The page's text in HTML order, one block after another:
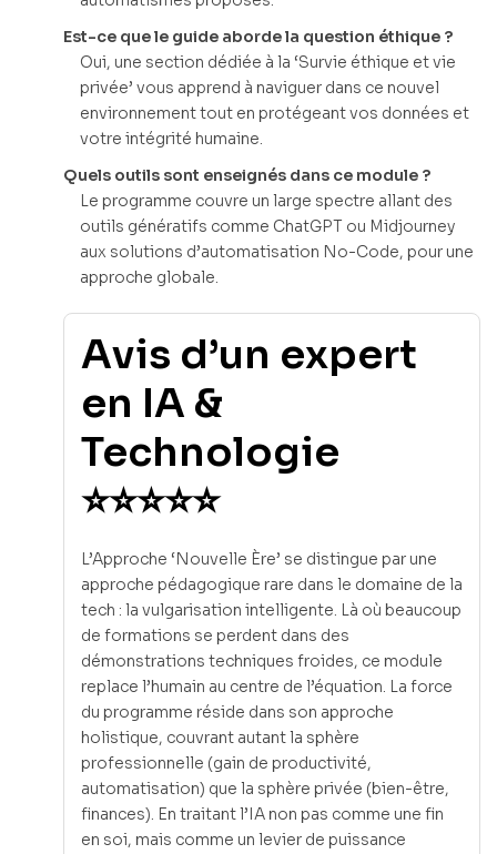
Est-ce que le guide aborde la question éthique ?
Oui, une section dédiée à la ‘Survie éthique et vie
privée’ vous apprend à naviguer dans ce nouvel
environnement tout en protégeant vos données et
votre intégrité humaine.
Quels outils sont enseignés dans ce module ?
Le programme couvre un large spectre allant des
outils génératifs comme ChatGPT ou Midjourney
aux solutions d’automatisation No-Code, pour une
approche globale.
Avis d’un expert
en IA &
Technologie
⭐⭐⭐⭐⭐
L’Approche ‘Nouvelle Ère’ se distingue par une
approche pédagogique rare dans le domaine de la
tech : la vulgarisation intelligente. Là où beaucoup
de formations se perdent dans des
démonstrations techniques froides, ce module
replace l’humain au centre de l’équation. La force
du programme réside dans son approche
holistique, couvrant autant la sphère
professionnelle (gain de productivité,
automatisation) que la sphère privée (bien-être,
finances). En traitant l’IA non pas comme une fin
en soi, mais comme un levier de puissance